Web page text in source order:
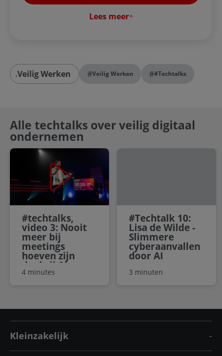
Lees meer
Veilig Werken #Veilig Werken ##techtalks
Alle techtalks over veilig digitaal
ondernemen
#techtalks,
video 3: Nooit
meer bij
meetings
hoeven zijn
dankzij AI
4 minutes
#Techtalk 10:
Lisa de Wilde -
Slimmere
cyberaanvallen
door AI
3 minuten
Kleinzakelijk